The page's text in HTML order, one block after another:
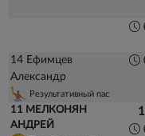
14 Ефимцев
Александр
Результативный пас
11 МЕЛКОНЯН
АНДРЕЙ